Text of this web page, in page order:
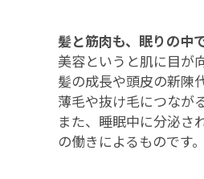
髪と筋肉も、眠りの中
美容というと肌に目が
髪の成長や頭皮の新陳
薄毛や抜け毛につなが
また、睡眠中に分泌さ
の働きによるものです